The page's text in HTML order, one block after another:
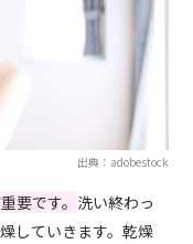
出典：adobestock
要です。 洗い終わっ
していきます。乾燥